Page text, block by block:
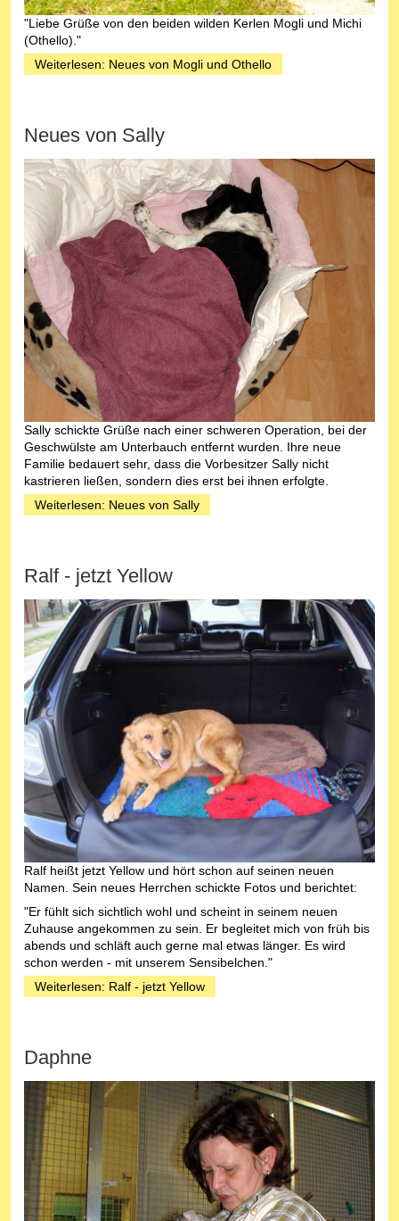
"Liebe Grüße von den beiden wilden Kerlen Mogli und Michi
(Othello)."
Weiterlesen: Neues von Mogli und Othello
Neues von Sally
Sally schickte Grüße nach einer schweren Operation, bei der
Geschwülste am Unterbauch entfernt wurden. Ihre neue
Familie bedauert sehr, dass die Vorbesitzer Sally nicht
kastrieren ließen, sondern dies erst bei ihnen erfolgte.
Weiterlesen: Neues von Sally
Ralf - jetzt Yellow
Ralf heißt jetzt Yellow und hört schon auf seinen neuen
Namen. Sein neues Herrchen schickte Fotos und berichtet:
"Er fühlt sich sichtlich wohl und scheint in seinem neuen
Zuhause angekommen zu sein. Er begleitet mich von früh bis
abends und schläft auch gerne mal etwas länger. Es wird
schon werden - mit unserem Sensibelchen."
Weiterlesen: Ralf - jetzt Yellow
Daphne